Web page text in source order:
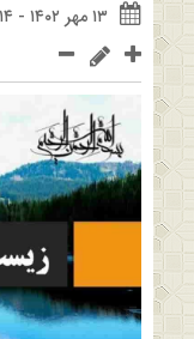
۱۳ مهر ۱۴۰۲ - ۹:۱۴